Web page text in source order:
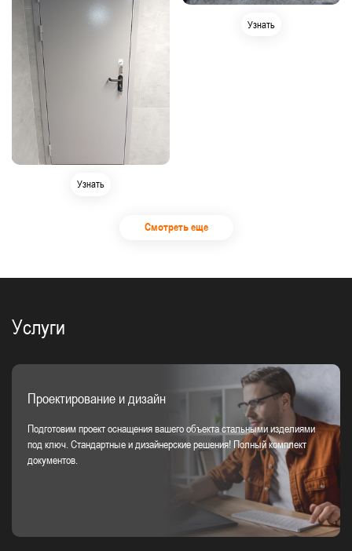
Узнать
Узнать
Смотреть еще
Услуги
Проектирование и дизайн
Подготовим проект оснащения вашего объекта стальными изделиями
под ключ. Стандартные и дизайнерские решения! Полный комплект
документов.